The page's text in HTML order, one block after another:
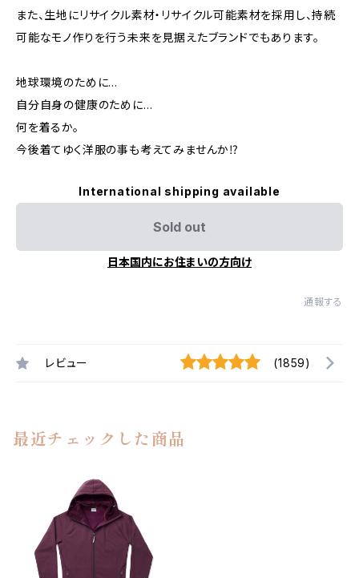
また、生地にリサイクル素材・リサイクル可能素材を採用し、持続
可能なモノ作りを行う未来を見据えたブランドでもあります。
地球環境のために…
自分自身の健康のために…
何を着るか。
今後着てゆく洋服の事も考えてみませんか⁉︎
International shipping available
Sold out
日本国内にお住まいの方向け
通報する
レビュー (1859)
最近チェックした商品